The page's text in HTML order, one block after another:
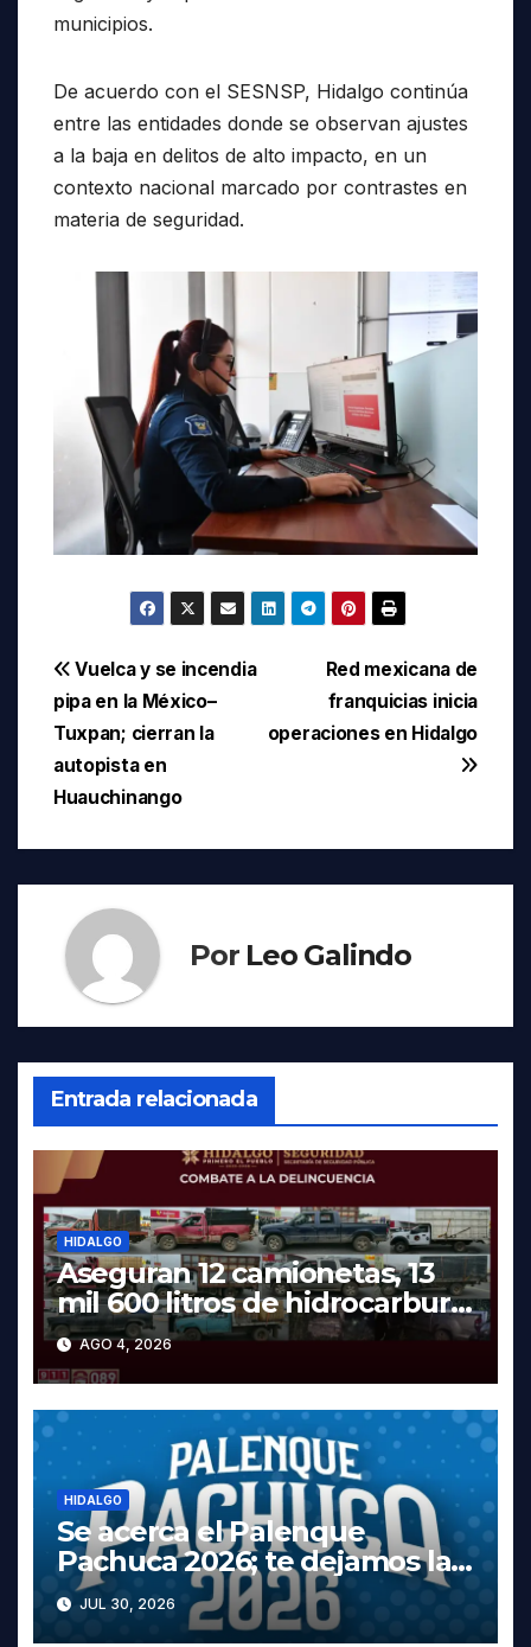
municipios.
De acuerdo con el SESNSP, Hidalgo continúa
entre las entidades donde se observan ajustes
a la baja en delitos de alto impacto, en un
contexto nacional marcado por contrastes en
materia de seguridad.
Navegación
de
entradas
Red mexicana de
franquicias inicia
operaciones en Hidalgo
Vuelca y se incendia
pipa en la México–
Tuxpan; cierran la
autopista en
Huauchinango
Por Leo Galindo
Entrada relacionada
HIDALGO
Aseguran 12 camionetas, 13
mil 600 litros de hidrocarburo
y dos vehículos robados en
Tula
AGO 4, 2026
HIDALGO
Se acerca el Palenque
Pachuca 2026; te dejamos la
cartelera completa, las fechas
y los precios
JUL 30, 2026